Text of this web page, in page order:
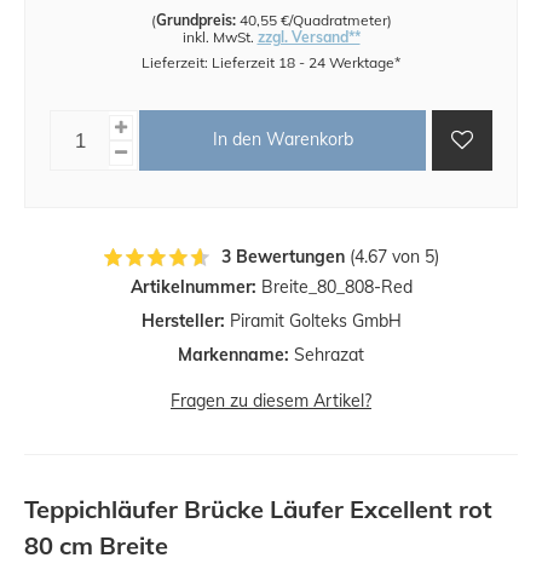
Artikelnummer: Breite_80_808-Red
Hersteller: Piramit Golteks GmbH
Markenname: Sehrazat
(Grundpreis: 40,55 €/Quadratmeter)
inkl. MwSt. zzgl. Versand**
Lieferzeit: Lieferzeit 18 - 24 Werktage*
In den Warenkorb
Fragen zu diesem Artikel?
3 Bewertungen(4.67 von 5)
Teppichläufer Brücke Läufer Excellent rot
80 cm Breite